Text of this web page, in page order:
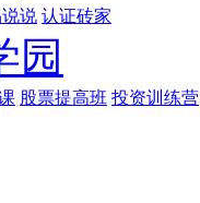
说 认证砖家
园
股票提高班 投资训练营